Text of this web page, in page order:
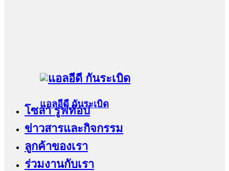
แอลอีดี กันระเบิด
โซล่า รูฟท๊อป
ข่าวสารและกิจกรรม
ลูกค้าของเรา
ร่วมงานกับเรา